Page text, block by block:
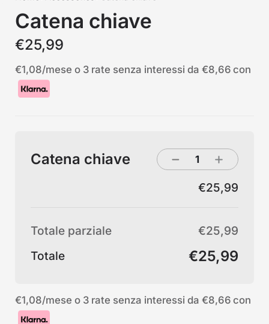
Catena chiave
€25,99
€1,08/mese o 3 rate senza interessi da €8,66 con
Catena chiave
€25,99
Totale parziale
€25,99
Totale
€25,99
€1,08/mese o 3 rate senza interessi da €8,66 con